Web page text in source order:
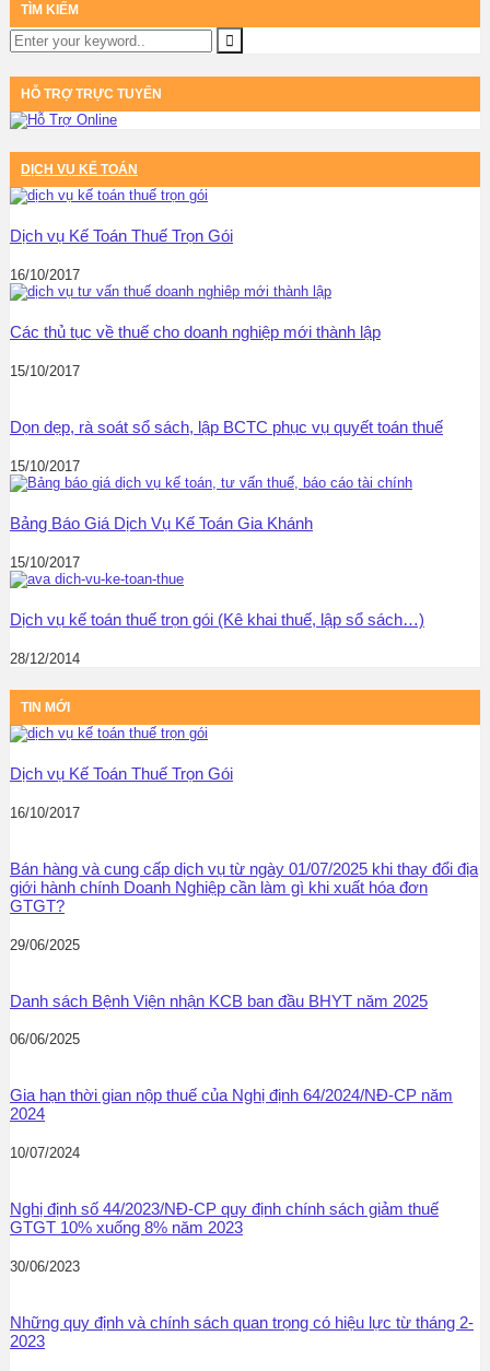
TÌM KIẾM
HỖ TRỢ TRỰC TUYẾN
DỊCH VỤ KẾ TOÁN
Dịch vụ Kế Toán Thuế Trọn Gói
16/10/2017
Các thủ tục về thuế cho doanh nghiệp mới thành lập
15/10/2017
Dọn dẹp, rà soát sổ sách, lập BCTC phục vụ quyết toán thuế
15/10/2017
Bảng Báo Giá Dịch Vụ Kế Toán Gia Khánh
15/10/2017
Dịch vụ kế toán thuế trọn gói (Kê khai thuế, lập sổ sách…)
28/12/2014
TIN MỚI
Dịch vụ Kế Toán Thuế Trọn Gói
16/10/2017
Bán hàng và cung cấp dịch vụ từ ngày 01/07/2025 khi thay đổi địa
giới hành chính Doanh Nghiệp cần làm gì khi xuất hóa đơn
GTGT?
29/06/2025
Danh sách Bệnh Viện nhận KCB ban đầu BHYT năm 2025
06/06/2025
Gia hạn thời gian nộp thuế của Nghị định 64/2024/NĐ-CP năm
2024
10/07/2024
Nghị định số 44/2023/NĐ-CP quy định chính sách giảm thuế
GTGT 10% xuống 8% năm 2023
30/06/2023
Những quy định và chính sách quan trọng có hiệu lực từ tháng 2-
2023